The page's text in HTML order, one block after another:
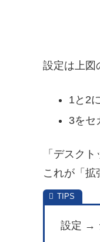
設定は上図
1と2
3をセ
「デスク
これが「拡
設定 →